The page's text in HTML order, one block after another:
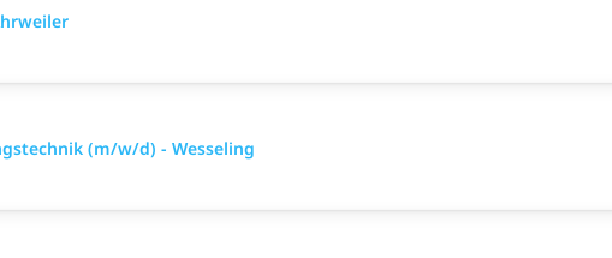
(m/w/d) - Wesseling